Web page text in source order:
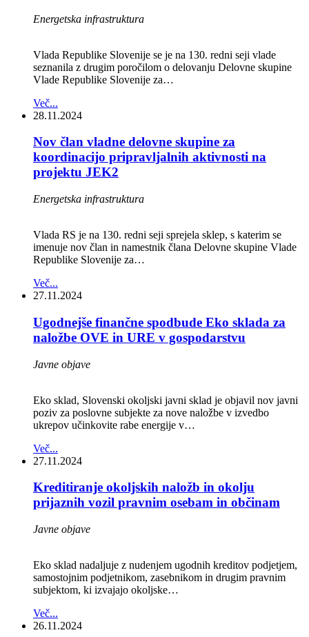
Energetska infrastruktura
Vlada Republike Slovenije se je na 130. redni seji vlade
seznanila z drugim poročilom o delovanju Delovne skupine
Vlade Republike Slovenije za…
Več...
28.11.2024
Nov član vladne delovne skupine za
koordinacijo pripravljalnih aktivnosti na
projektu JEK2
Energetska infrastruktura
Vlada RS je na 130. redni seji sprejela sklep, s katerim se
imenuje nov član in namestnik člana Delovne skupine Vlade
Republike Slovenije za…
Več...
27.11.2024
Ugodnejše finančne spodbude Eko sklada za
naložbe OVE in URE v gospodarstvu
Javne objave
Eko sklad, Slovenski okoljski javni sklad je objavil nov javni
poziv za poslovne subjekte za nove naložbe v izvedbo
ukrepov učinkovite rabe energije v…
Več...
27.11.2024
Kreditiranje okoljskih naložb in okolju
prijaznih vozil pravnim osebam in občinam
Javne objave
Eko sklad nadaljuje z nudenjem ugodnih kreditov podjetjem,
samostojnim podjetnikom, zasebnikom in drugim pravnim
subjektom, ki izvajajo okoljske…
Več...
26.11.2024